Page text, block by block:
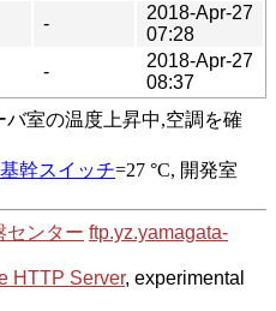
-
2018-Apr-27
07:28
-
2018-Apr-27
08:37
センター ftp.yz.yamagata-
HTTP Server, experimental